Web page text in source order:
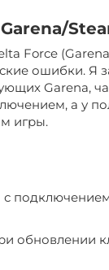
Force
ошибки. Я
Garena,
а у
игры.
обновлении